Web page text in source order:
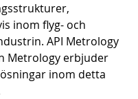
inom flyg- och
API Metrology
Metrology erbjuder
inom detta